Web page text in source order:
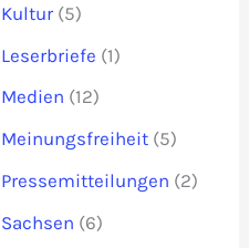
Kultur (5)
Leserbriefe (1)
Medien (12)
Meinungsfreiheit (5)
Pressemitteilungen (2)
Sachsen (6)